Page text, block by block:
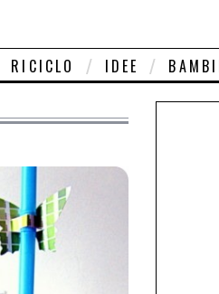
RICICLO IDEE